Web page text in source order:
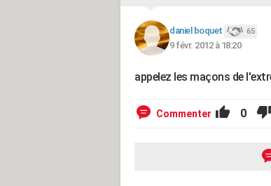
daniel boquet 65
9 févr. 2012 à 18:20
appelez les maçons de
Commenter 0